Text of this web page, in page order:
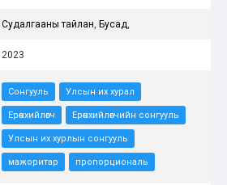
Судалгааны тайлан Бусад
2023
Сонгууль Улсын их хурал
Ерөнхийлөгч Ерөнхийлөгчийн сонгууль
Улсын их хурлын сонгууль
мажоритар пропорциональ